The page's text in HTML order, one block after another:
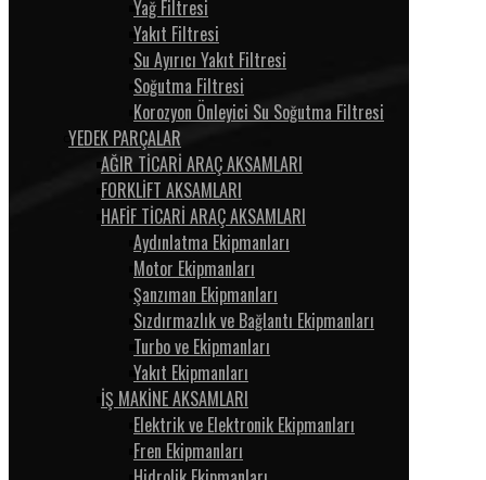
Yağ Filtresi
Yakıt Filtresi
Su Ayırıcı Yakıt Filtresi
Soğutma Filtresi
Korozyon Önleyici Su Soğutma Filtresi
YEDEK PARÇALAR
AĞIR TİCARİ ARAÇ AKSAMLARI
FORKLİFT AKSAMLARI
HAFİF TİCARİ ARAÇ AKSAMLARI
Aydınlatma Ekipmanları
Motor Ekipmanları
Şanzıman Ekipmanları
Sızdırmazlık ve Bağlantı Ekipmanları
Turbo ve Ekipmanları
Yakıt Ekipmanları
İŞ MAKİNE AKSAMLARI
Elektrik ve Elektronik Ekipmanları
Fren Ekipmanları